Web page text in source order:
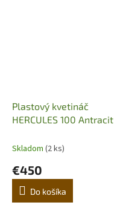
Plastový kvetináč
HERCULES 100 Antracit
Skladom (2 ks)
€450
Do košíka